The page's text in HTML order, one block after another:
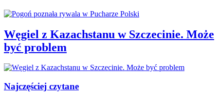
Węgiel z Kazachstanu w Szczecinie. Może
być problem
Najczęściej czytane